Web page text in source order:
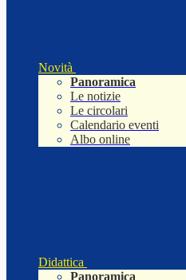
Novità
Panoramica
Le notizie
Le circolari
Calendario eventi
Albo online
Didattica
Panoramica